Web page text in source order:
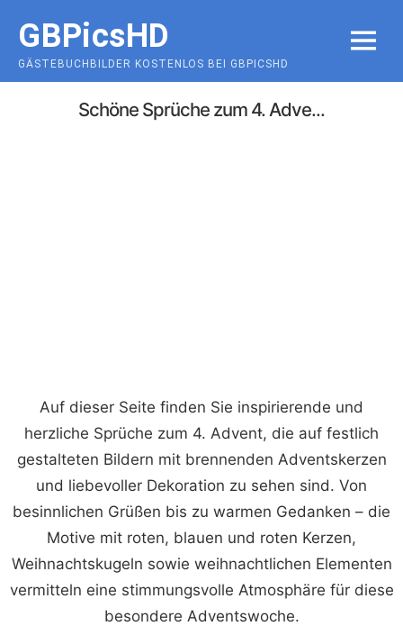
content
GBPicsHD
GÄSTEBUCHBILDER KOSTENLOS BEI GBPICSHD
MENU
Schöne Sprüche zum 4. Adve...
Auf dieser Seite finden Sie inspirierende und
herzliche Sprüche zum 4. Advent, die auf festlich
gestalteten Bildern mit brennenden Adventskerzen
und liebevoller Dekoration zu sehen sind. Von
besinnlichen Grüßen bis zu warmen Gedanken – die
Motive mit roten, blauen und roten Kerzen,
Weihnachtskugeln sowie weihnachtlichen Elementen
vermitteln eine stimmungsvolle Atmosphäre für diese
besondere Adventswoche.